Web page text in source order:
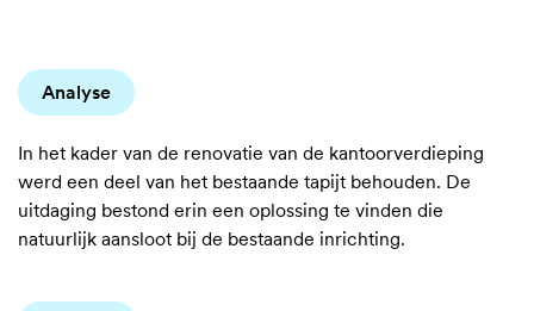
Analyse
In het kader van de renovatie van de kantoorverdieping
werd een deel van het bestaande tapijt behouden. De
uitdaging bestond erin een oplossing te vinden die
natuurlijk aansloot bij de bestaande inrichting.